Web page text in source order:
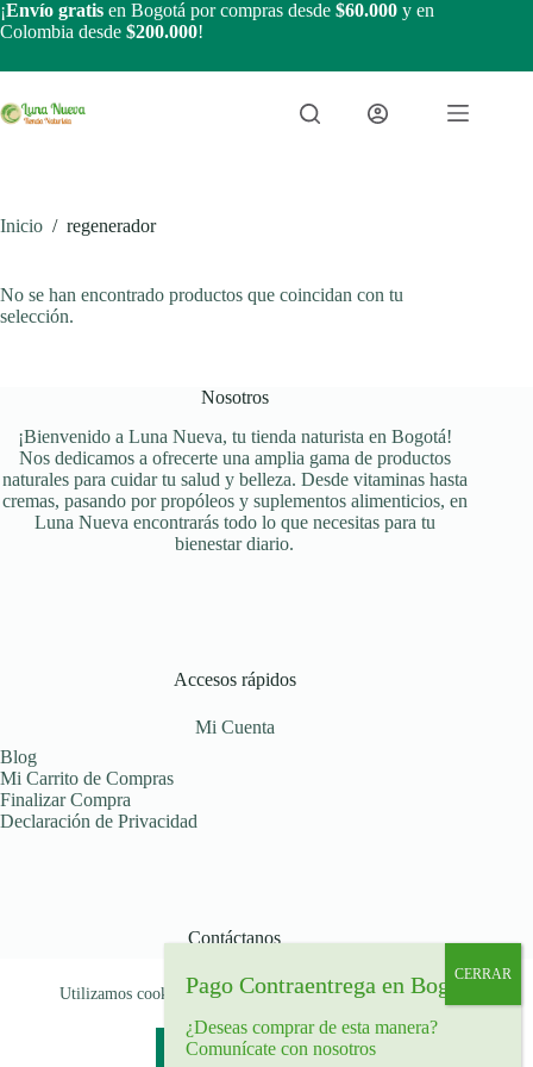
Saltar
al
Utilizamos cookies para garantizar que le brindamos la mejor
experiencia en nuestra web.
Aceptar Rechazar
¡Envío gratis en Bogotá por compras desde $60.000 y en
Colombia desde $200.000!
Inicio / regenerador
No se han encontrado productos que coincidan con tu
selección.
Nosotros
¡Bienvenido a Luna Nueva, tu tienda naturista en Bogotá!
Nos dedicamos a ofrecerte una amplia gama de productos
naturales para cuidar tu salud y belleza. Desde vitaminas hasta
cremas, pasando por propóleos y suplementos alimenticios, en
Luna Nueva encontrarás todo lo que necesitas para tu
bienestar diario.
Accesos rápidos
Mi Cuenta
Blog
Mi Carrito de Compras
Finalizar Compra
Declaración de Privacidad
Contáctanos
Déjanos tu mensaje
Celular: (+57) 319 516 07 91
Bogotá, Colombia
Copyright © 2026 - Tema para WordPress deCreative
¿Deseas comprar de esta manera?
Comunícate con nosotros